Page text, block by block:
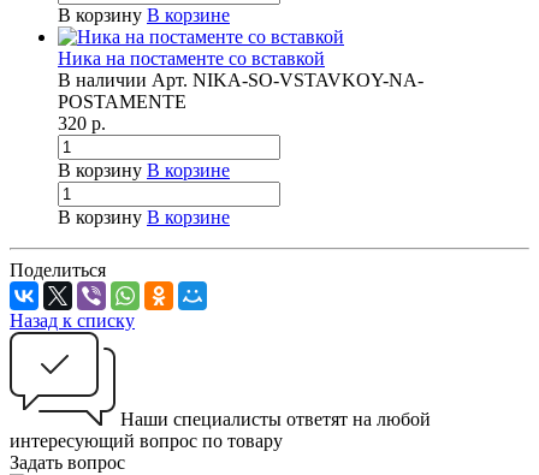
В корзину В корзине
Ника на постаменте со вставкой
В наличии Арт. NIKA-SO-VSTAVKOY-NA-
POSTAMENTE
320 р.
В корзину В корзине
В корзину В корзине
Поделиться
Назад к списку
Наши специалисты ответят на любой
интересующий вопрос по товару
Задать вопрос